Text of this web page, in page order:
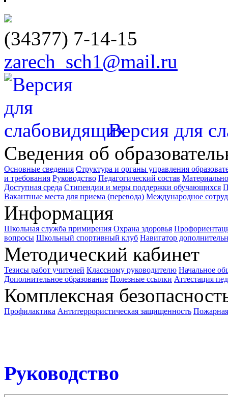
(34377) 7-14-15
zarech_sch1@mail.ru
Версия для
Сведения об
Основные сведения Структура и органы управления
и требования Руководство Педагогический состав
Доступная среда Стипендии и меры поддержки обучающихся
Вакантные места для приема (перевода) Международное
Информация
Школьная служба примирения Охрана здоровья
вопросы Школьный спортивный клуб Навигатор
Методический кабинет
Тезисы работ учителей Классному руководителю Начальное
Дополнительное образование Полезные ссылки Аттестация
Комплексная
Профилактика Антитеррористическая защищенность Пожарная
Руководство